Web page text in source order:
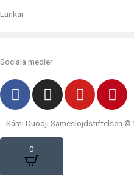
Länkar
Sociala medier
F
a
c
e
I
n
s
t
Y
o
u
t
P
i
t
Sámi Duodji Sameslöjdstiftelsen ©
0